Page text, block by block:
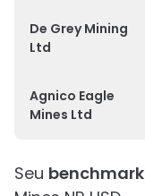
De Grey Mining
Ltd
Agnico Eagle
Mines Ltd
Seu benchmark